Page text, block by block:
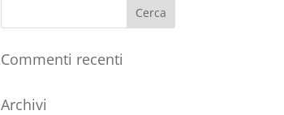
Commenti recenti
Archivi